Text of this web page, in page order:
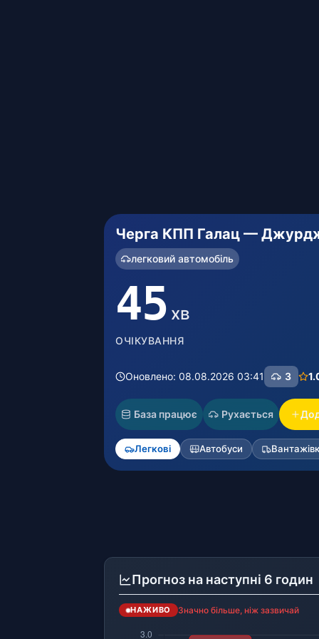
Черга КПП Галац —
легковий автомобіль
45 хв
ОЧІКУВАННЯ
Оновлено: 08.08.2026 03:41 3
База працює Рухається
Легкові Автобуси
Прогноз на наступні 6 годин
НАЖИВО Значно більше, ніж зазвичай